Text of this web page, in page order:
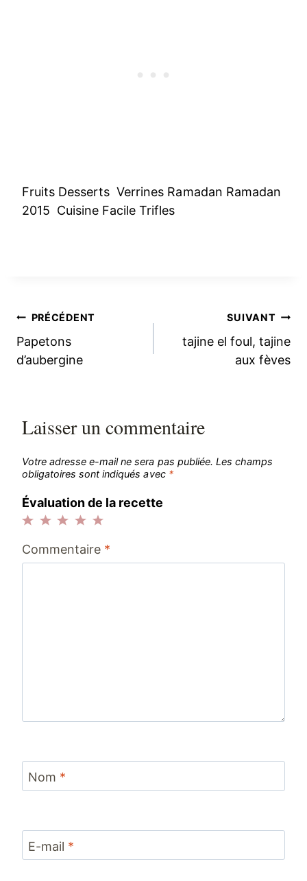
Fruits Desserts Verrines Ramadan Ramadan
2015 Cuisine Facile Trifles
Navigation
de
PRÉCÉDENT
Papetons
d’aubergine
SUIVANT
tajine el foul, tajine
aux fèves
Laisser un commentaire
Votre adresse e-mail ne sera pas publiée. Les champs
obligatoires sont indiqués avec *
Évaluation de la recette
étoiles
étoiles
étoiles
étoiles
étoile
Commentaire *
Nom *
E-mail *